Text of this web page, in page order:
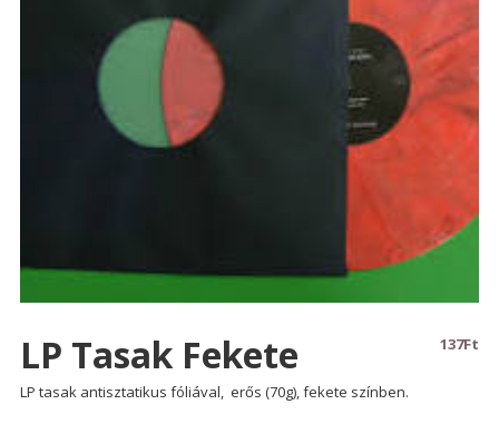
LP Tasak Fekete 137Ft
LP tasak antisztatikus fóliával, erős (70g), fekete színben.